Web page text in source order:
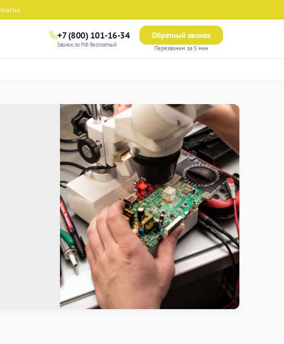
+7 (800) 101-16-34
Звонок по РФ бесплатный
Обратный звонок
Перезвоним за 5 мин